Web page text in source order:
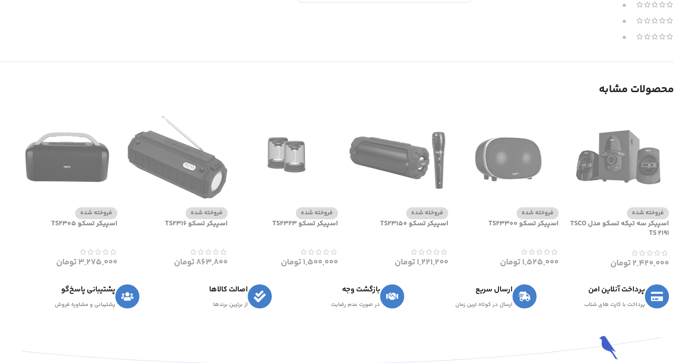
0
0
0
محصولات مشابه
فروخته شده
اسپیکر سه تیکه تسکو مدل TSCO
TS 2191
2,420,000تومان
فروخته شده
اسپیکر تسکو TS23300
1,525,000تومان
فروخته شده
اسپیکر تسکو TS23150
1,221,200تومان
فروخته شده
اسپیکر تسکو TS2323
1,500,000تومان
فروخته شده
اسپیکر تسکو TS2316
863,800تومان
فروخته شده
اسپیکر تسکو TS2305
3,275,000تومان
پرداخت آنلاین امن
پرداخت با کارت های شتاب
ارسال سریع
ارسال در کوتاه ترین زمان
بازگشت وجه
در صورت عدم رضایت
اصالت کالاها
از برترین برندها
پشتیبانی پاسخ‌گو
پشتیبانی و مشاوره فروش